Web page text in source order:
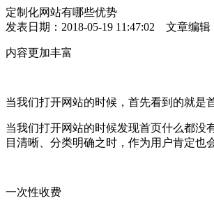
定制化网站有哪些优势
发表日期：2018-05-19 11:47:02 文章编
内容更加丰富
当我们打开网站的时候，首先看到的就是
当我们打开网站的时候发现首页什么都没
目清晰、分类明确之时，作为用户肯定也
一次性收费